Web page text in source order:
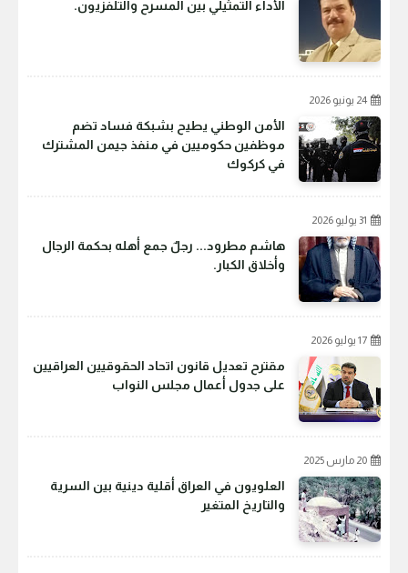
الأداء التمثيلي بين المسرح والتلفزيون.
24 يونيو 2026
الأمن الوطني يطيح بشبكة فساد تضم
موظفين حكوميين في منفذ جيمن المشترك
في كركوك
31 يوليو 2026
هاشم مطرود... رجلٌ جمع أهله بحكمة الرجال
وأخلاق الكبار.
17 يوليو 2026
مقترح تعديل قانون اتحاد الحقوقيين العراقيين
على جدول أعمال مجلس النواب
20 مارس 2025
العلويون في العراق أقلية دينية بين السرية
والتاريخ المتغير